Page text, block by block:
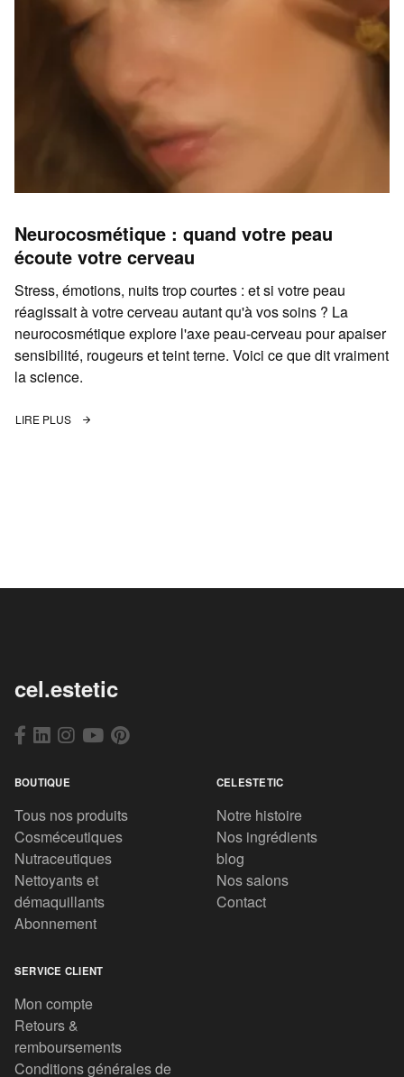
Neurocosmétique : quand votre peau
écoute votre cerveau
Stress, émotions, nuits trop courtes : et si votre peau
réagissait à votre cerveau autant qu'à vos soins ? La
neurocosmétique explore l'axe peau-cerveau pour apaiser
sensibilité, rougeurs et teint terne. Voici ce que dit vraiment
la science.
LIRE PLUS
cel.estetic
BOUTIQUE
Tous nos produits
Cosméceutiques
Nutraceutiques
Nettoyants et
démaquillants
Abonnement
CELESTETIC
Notre histoire
Nos ingrédients
blog
Nos salons
Contact
SERVICE CLIENT
Mon compte
Retours &
remboursements
Conditions générales de